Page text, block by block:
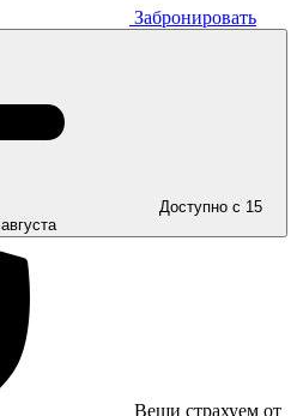
Забронировать
Доступно с 15
августа
Вещи страхуем от